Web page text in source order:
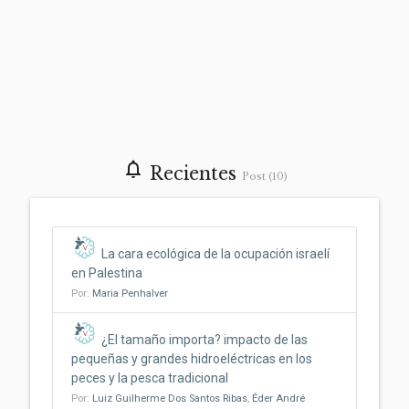
notifications_none Recientes Post (10)
La cara ecológica de la ocupación israelí
en Palestina
Por: Maria Penhalver
¿El tamaño importa? impacto de las
pequeñas y grandes hidroeléctricas en los
peces y la pesca tradicional
Por: Luiz Guilherme Dos Santos Ribas, Éder André